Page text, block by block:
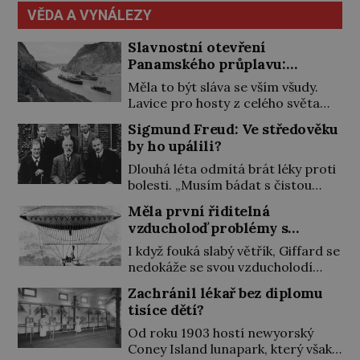
[…]
podepíše všechno, co po něm
chtějí. Svým podpisem jim potvrdí
také to, že na něj během výslechů
nikdo nevyvíjel fyzický ani
psychický nátlak. Syn brněnského
řezníka chce být knězem a […]
VĚDA A VYNÁLEZY
Slavnostní otevření
Panamského průplavu:
Američané museli nejdřív
porazit moskyty
Měla to být sláva se vším všudy.
Lavice pro hosty z celého světa
však zejí prázdnotou. Cestu
nákladní lodi SS Ancon právě
otevřeným Panamským průplavem
sleduje jen hrstka přítomných.
Svět vstoupil do války, lidé proto o
dějinách ztrácejí zájem. Byla to
bída. Když Američané v roce 1904
převzali od […]
Sigmund Freud: Ve středověku
by ho upálili?
Dlouhá léta odmítá brát léky proti
bolesti. „Musím bádat s čistou
hlavou,“ tvrdí. Pak ale nastane
chvíle, kdy už nemůže dál, a
poslední dávka morfinu je pro něj
vysvobozením. Původ zakladatele
psychoanalýzy Sigmunda Freuda
Na svět přichází 6. května 1856
v moravském Příboru v německy
mluvící rodině původem z polské
Haliče. Už v dětství […]
Měla první řiditelná
vzducholoď problémy s
větrem?
I když fouká slabý větřík, Giffard se
nedokáže se svou vzducholodí
otočit a letět nazpět. Je zklamaný,
nicméně radost mu udělá alespoň
to, že s ní může zatáčet. Je to pro
něj důkaz, že plně řiditelná
vzducholoď není hloupým
Zachránil lékař bez diplomu
tisíce dětí?
Od roku 1903 hostí newyorský
Coney Island lunapark, který však